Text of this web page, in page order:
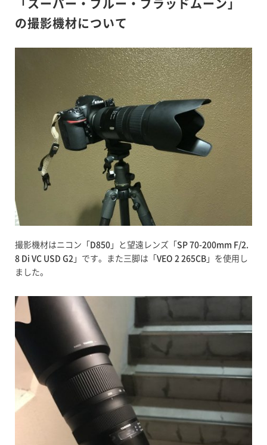
「スーパー・ブルー・ブラッドムーン」
の撮影機材について
撮影機材はニコン「 D850 」と望遠レンズ「 SP 70-200mm F/2.
8 Di VC USD G2 」です。また三脚は「 VEO 2 265CB 」を使用し
ました。